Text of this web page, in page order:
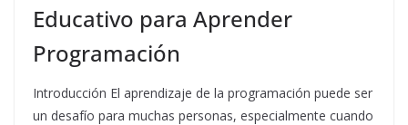
Educativo para Aprender
Programación
Introducción El aprendizaje de la programación puede ser
un desafío para muchas personas, especialmente cuando